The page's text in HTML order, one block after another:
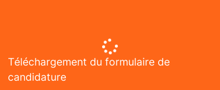
Téléchargement du formulaire de
candidature